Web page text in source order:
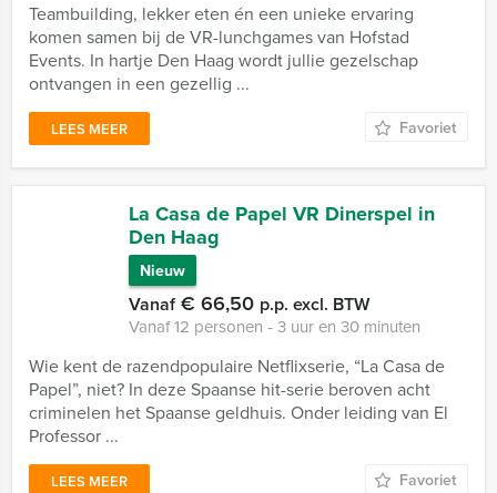
Teambuilding, lekker eten én een unieke ervaring
komen samen bij de VR-lunchgames van Hofstad
Events. In hartje Den Haag wordt jullie gezelschap
ontvangen in een gezellig ...
LEES MEER Favoriet
La Casa de Papel VR Dinerspel in
Den Haag
Nieuw
Vanaf€ 66,50 p.p. excl. BTW
Vanaf 12 personen ‐ 3 uur en 30 minuten
Wie kent de razendpopulaire Netflixserie, “La Casa de
Papel”, niet? In deze Spaanse hit-serie beroven acht
criminelen het Spaanse geldhuis. Onder leiding van El
Professor ...
LEES MEER Favoriet